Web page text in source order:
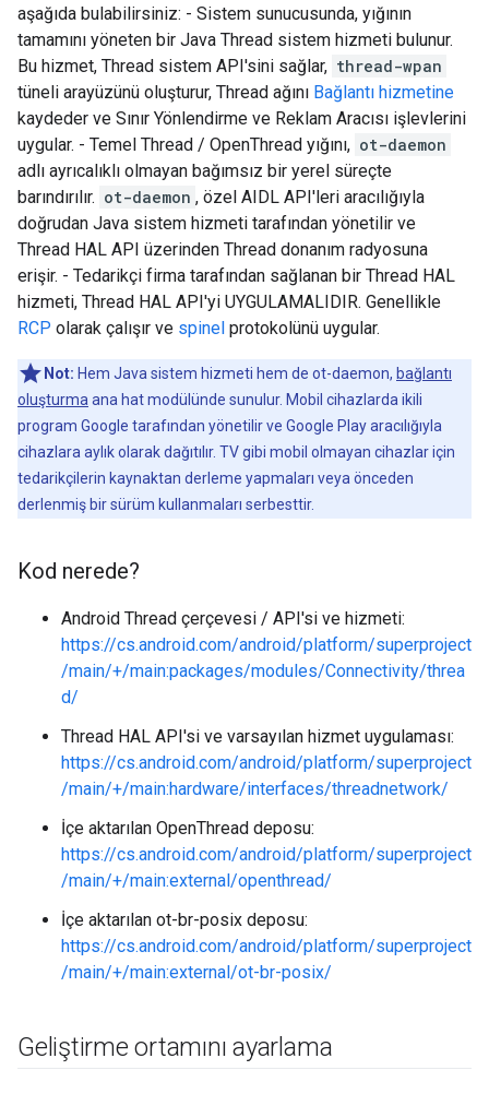
aşağıda bulabilirsiniz: - Sistem sunucusunda, yığının
tamamını yöneten bir Java Thread sistem hizmeti bulunur.
Bu hizmet, Thread sistem API'sini sağlar, thread-wpan
tüneli arayüzünü oluşturur, Thread ağını Bağlantı hizmetine
kaydeder ve Sınır Yönlendirme ve Reklam Aracısı işlevlerini
uygular. - Temel Thread / OpenThread yığını, ot-daemon
adlı ayrıcalıklı olmayan bağımsız bir yerel süreçte
barındırılır. ot-daemon , özel AIDL API'leri aracılığıyla
doğrudan Java sistem hizmeti tarafından yönetilir ve
Thread HAL API üzerinden Thread donanım radyosuna
erişir. - Tedarikçi firma tarafından sağlanan bir Thread HAL
hizmeti, Thread HAL API'yi UYGULAMALIDIR. Genellikle
RCP olarak çalışır ve spinel protokolünü uygular.
Not: Hem Java sistem hizmeti hem de ot-daemon, bağlantı
oluşturma ana hat modülünde sunulur. Mobil cihazlarda ikili
program Google tarafından yönetilir ve Google Play aracılığıyla
cihazlara aylık olarak dağıtılır. TV gibi mobil olmayan cihazlar için
tedarikçilerin kaynaktan derleme yapmaları veya önceden
derlenmiş bir sürüm kullanmaları serbesttir.
Kod nerede?
Android Thread çerçevesi / API'si ve hizmeti:
https://cs.android.com/android/platform/superproject
/main/+/main:packages/modules/Connectivity/threa
d/
Thread HAL API'si ve varsayılan hizmet uygulaması:
https://cs.android.com/android/platform/superproject
/main/+/main:hardware/interfaces/threadnetwork/
İçe aktarılan OpenThread deposu:
https://cs.android.com/android/platform/superproject
/main/+/main:external/openthread/
İçe aktarılan ot-br-posix deposu:
https://cs.android.com/android/platform/superproject
/main/+/main:external/ot-br-posix/
Geliştirme ortamını ayarlama